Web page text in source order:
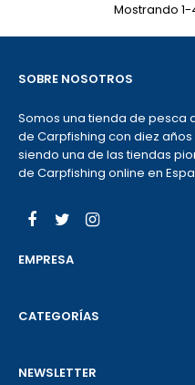
Mostrando
SOBRE NOSOTROS
Somos una tienda de pesca
de Carpfishing con diez
siendo una de las tiendas
de Carpfishing online en
Facebook
Twitter
EMPRESA
CATEGORÍAS
NEWSLETTER